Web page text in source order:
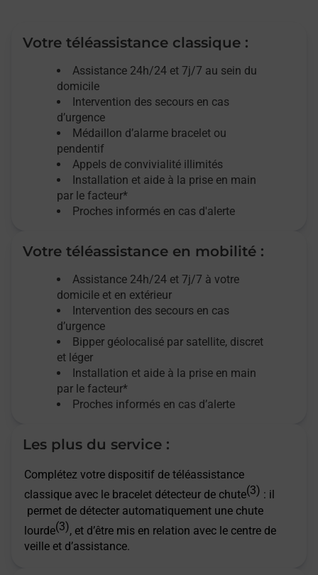
Votre téléassistance classique :
Assistance 24h/24 et 7j/7 au sein du
domicile
Intervention des secours en cas
d’urgence
Médaillon d’alarme bracelet ou
pendentif
Appels de convivialité illimités
Installation et aide à la prise en main
par le facteur*
Proches informés en cas d'alerte
Votre téléassistance en mobilité :
Assistance 24h/24 et 7j/7 à votre
domicile et en extérieur
Intervention des secours en cas
d’urgence
Bipper géolocalisé par satellite, discret
et léger
Installation et aide à la prise en main
par le facteur*
Proches informés en cas d’alerte
Les plus du service :
Complétez votre dispositif de téléassistance
classique avec le bracelet détecteur de chute(3) : il
permet de détecter automatiquement une chute
lourde(3), et d’être mis en relation avec le centre de
veille et d’assistance.